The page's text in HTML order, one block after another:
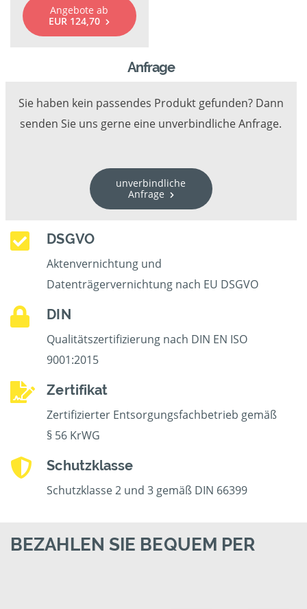
Angebote ab
EUR 124,70
Anfrage
Sie haben kein passendes Produkt gefunden? Dann
senden Sie uns gerne eine unverbindliche Anfrage.
unverbindliche
Anfrage
DSGVO
Aktenvernichtung und
Datenträgervernichtung nach EU DSGVO
DIN
Qualitätszertifizierung nach DIN EN ISO
9001:2015
Zertifikat
Zertifizierter Entsorgungsfachbetrieb gemäß
§ 56 KrWG
Schutzklasse
Schutzklasse 2 und 3 gemäß DIN 66399
BEZAHLEN SIE BEQUEM PER